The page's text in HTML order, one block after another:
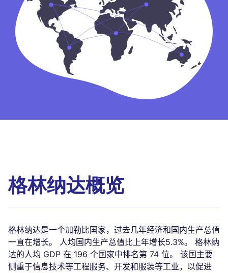
格林纳达概览
格林纳达是一个加勒比国家，过去几年经济和国内生产总值
一直在增长。 人均国内生产总值比上年增长5.3%。 格林纳
达的人均 GDP 在 196 个国家中排名第 74 位。 该国主要
侧重于信息技术等工程服务、开发和服装等工业，以促进